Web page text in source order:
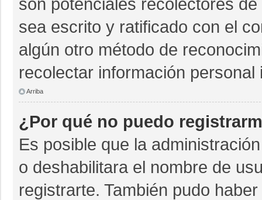
sea escrito y ratificado con el
algún otro método de
recolectar información
Arriba
¿Por qué no puedo
Es posible que la
o deshabilitara el nombre de
registrarte. También pudo